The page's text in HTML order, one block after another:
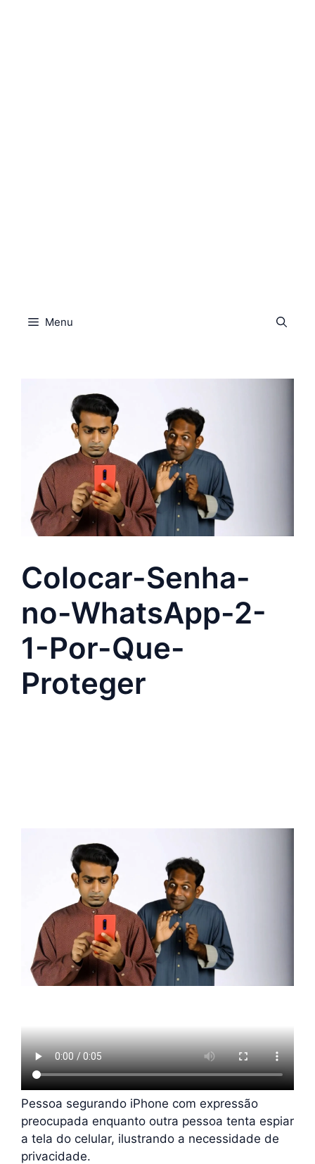
Menu
Colocar-Senha-
no-WhatsApp-2-
1-Por-Que-
Proteger
Pessoa segurando iPhone com expressão
preocupada enquanto outra pessoa tenta espiar
a tela do celular, ilustrando a necessidade de
privacidade.